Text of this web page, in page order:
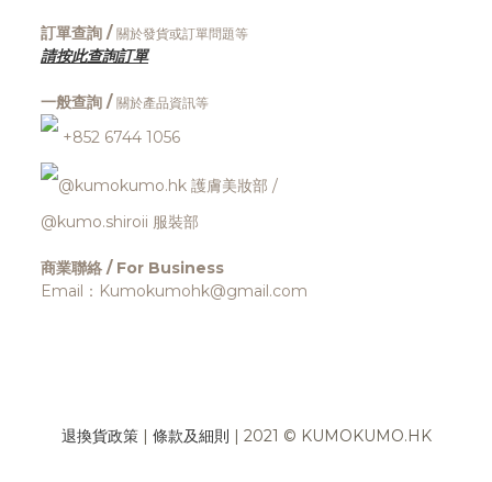
訂單查詢 / 關於發貨或訂單問題等
請按此查詢訂單
一般查詢 / 關於產品資訊等
+852 6744 1056
@kumokumo.hk 護膚美妝部 /
@kumo.shiroii 服裝部
商業聯絡 / For Business
Email：Kumokumohk@gmail.com
退換貨政策| 條款及細則 | 2021 © KUMOKUMO.HK